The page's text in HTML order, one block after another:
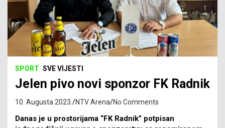
SPORT SVE VIJESTI
Jelen pivo novi sponzor FK Radnik
10. Augusta 2023. NTV Arena No Comments
Danas je u prostorijama “FK Radnik” potpisan